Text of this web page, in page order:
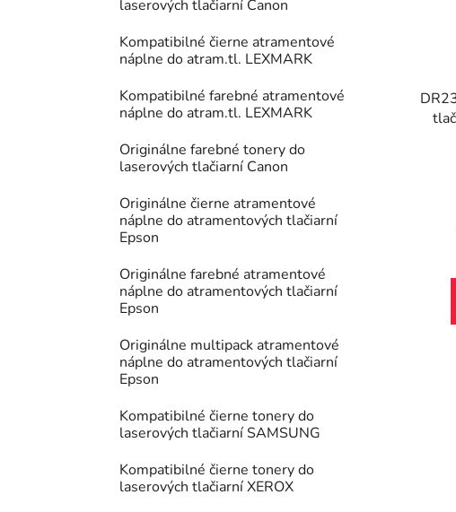
laserových tlačiarní Canon
Kompatibilné čierne atramentové
náplne do atram.tl. LEXMARK
Kompatibilné farebné atramentové
náplne do atram.tl. LEXMARK
Originálne farebné tonery do
laserových tlačiarní Canon
Originálne čierne atramentové
náplne do atramentových tlačiarní
Epson
Originálne farebné atramentové
náplne do atramentových tlačiarní
Epson
Originálne multipack atramentové
náplne do atramentových tlačiarní
Epson
Kompatibilné čierne tonery do
laserových tlačiarní SAMSUNG
Kompatibilné čierne tonery do
laserových tlačiarní XEROX